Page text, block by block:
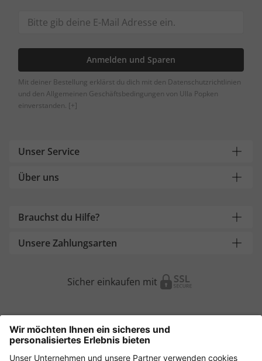
Anmelden und Sparen
Mit deiner Bestellung erklärst du dich mit den Datenschutzrichtlinien
und den Allgemeinen Geschäftsbedingungen von Ulla Popken
einverstanden. [+]
Unser Service
Über uns
Brauchst du Hilfe?
Unsere Zahlungsarten
Sicher einkaufen mit
Weitere Onlineshops